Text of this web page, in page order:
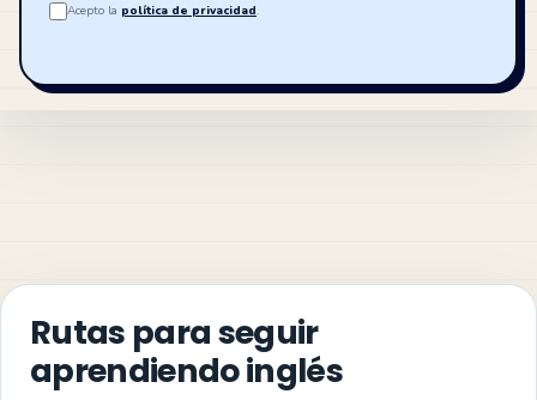
Acepto la política de privacidad.
Rutas para seguir
aprendiendo inglés